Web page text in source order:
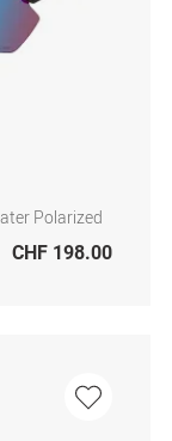
Polarized
CHF 198.00